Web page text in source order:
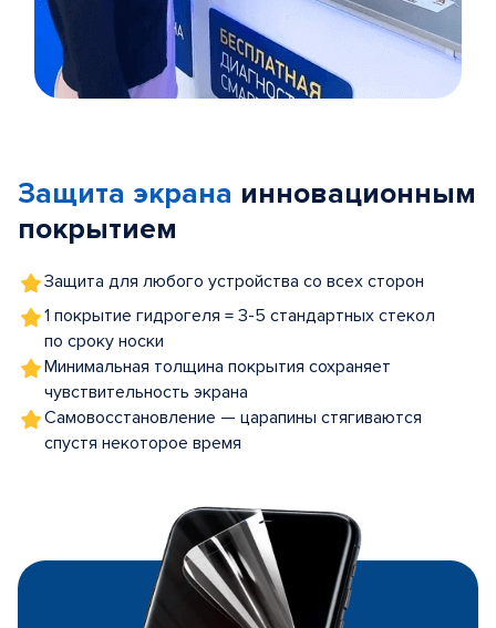
5
Защита экрана инновационным
покрытием
Защита для любого устройства со всех сторон
1 покрытие гидрогеля = 3-5 стандартных стекол
по сроку носки
Минимальная толщина покрытия сохраняет
чувствительность экрана
Самовосстановление — царапины стягиваются
спустя некоторое время